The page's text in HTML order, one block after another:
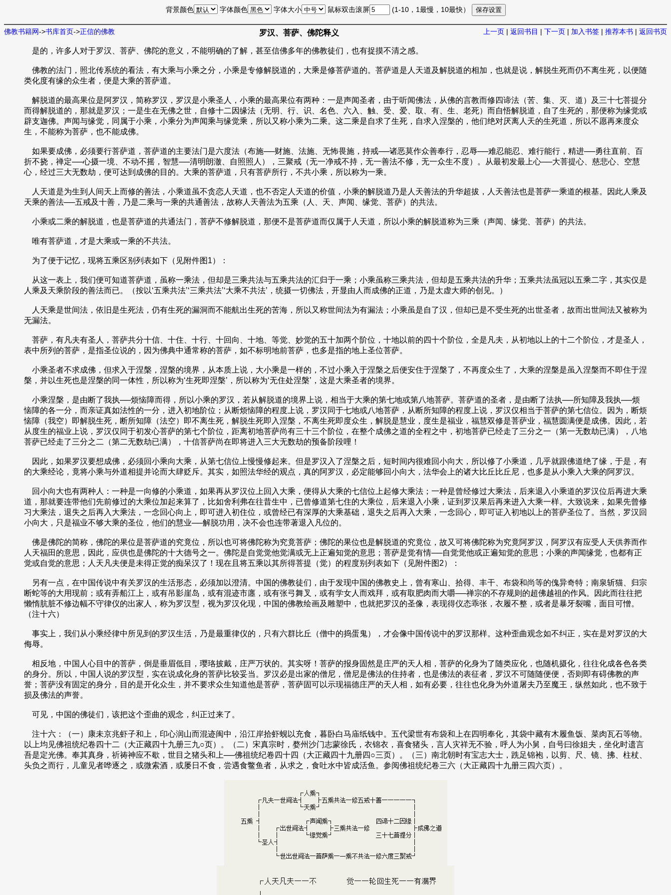
背景颜色 字体颜色 字体大小 鼠标双击滚屏 (1-10，1最慢，10最快）
佛教书籍网->书库首页->正信的佛教 上一页 | 返回书目 | 下一页 | 加入书签 | 推荐本书 | 返回书页
罗汉、菩萨、佛陀释义
是的，许多人对于罗汉、菩萨、佛陀的意义，不能明确的了解，甚至信佛多年的佛教徒们，也有捉摸不清之感。
佛教的法门，照北传系统的看法，有大乘与小乘之分，小乘是专修解脱道的，大乘是修菩萨道的。菩萨道是人天道及解脱道的相加，也就是说，解脱生死而仍不离生死，以便随
类化度有缘的众生者，便是大乘的菩萨道。
解脱道的最高果位是阿罗汉，简称罗汉，罗汉是小乘圣人，小乘的最高果位有两种：一是声闻圣者，由于听闻佛法，从佛的言教而修四谛法（苦、集、灭、道）及三十七菩提分
而得解脱道的，那就是罗汉；一是生在无佛之世，自修十二因缘法（无明、行、识、名色、六入、触、受、爱、取、有、生、老死）而自悟解脱道，自了生死的，那便称为缘觉或
辟支迦佛。声闻与缘觉，同属于小乘，小乘分为声闻乘与缘觉乘，所以又称小乘为二乘。这二乘是自求了生死，自求入涅槃的，他们绝对厌离人天的生死道，所以不愿再来度众
生，不能称为菩萨，也不能成佛。
如果要成佛，必须要行菩萨道，菩萨道的主要法门是六度法（布施──财施、法施、无怖畏施，持戒──诸恶莫作众善奉行，忍辱──难忍能忍、难行能行，精进──勇往直前、百
折不挠，禅定──心摄一境、不动不摇，智慧──清明朗澈、自照照人），三聚戒（无一净戒不持，无一善法不修，无一众生不度）。从最初发最上心──大菩提心、慈悲心、空慧
心，经过三大无数劫，便可达到成佛的目的。大乘的菩萨道，只有菩萨所行，不共小乘，所以称为一乘。
人天道是为生到人间天上而修的善法，小乘道虽不贪恋人天道，也不否定人天道的价值，小乘的解脱道乃是人天善法的升华超拔，人天善法也是菩萨一乘道的根基。因此人乘及
天乘的善法──五戒及十善，乃是二乘与一乘的共通善法，故称人天善法为五乘（人、天、声闻、缘觉、菩萨）的共法。
小乘或二乘的解脱道，也是菩萨道的共通法门，菩萨不修解脱道，那便不是菩萨道而仅属于人天道，所以小乘的解脱道称为三乘（声闻、缘觉、菩萨）的共法。
唯有菩萨道，才是大乘或一乘的不共法。
为了便于记忆，现将五乘区别列表如下（见附件图1）：
从这一表上，我们便可知道菩萨道，虽称一乘法，但却是三乘共法与五乘共法的汇归于一乘；小乘虽称三乘共法，但却是五乘共法的升华；五乘共法虽冠以五乘二字，其实仅是
人乘及天乘阶段的善法而已。（按以‘五乘共法’‘三乘共法’‘大乘不共法’，统摄一切佛法，开显由人而成佛的正道，乃是太虚大师的创见。）
人天乘是世间法，依旧是生死法，仍有生死的漏洞而不能航出生死的苦海，所以又称世间法为有漏法；小乘虽是自了汉，但却已是不受生死的出世圣者，故而出世间法又被称为
无漏法。
菩萨，有凡夫有圣人，菩萨共分十信、十住、十行、十回向、十地、等觉、妙觉的五十加两个阶位，十地以前的四十个阶位，全是凡夫，从初地以上的十二个阶位，才是圣人，
表中所列的菩萨，是指圣位说的，因为佛典中通常称的菩萨，如不标明地前菩萨，也多是指的地上圣位菩萨。
小乘圣者不求成佛，但求入于涅槃，涅槃的境界，从本质上说，大小乘是一样的，不过小乘入于涅槃之后便安住于涅槃了，不再度众生了，大乘的涅槃是虽入涅槃而不即住于涅
槃，并以生死也是涅槃的同一体性，所以称为‘生死即涅槃’，所以称为‘无住处涅槃’，这是大乘圣者的境界。
小乘涅槃，是由断了我执──烦恼障而得，所以小乘的罗汉，若从解脱道的境界上说，相当于大乘的第七地或第八地菩萨。菩萨道的圣者，是由断了法执──所知障及我执──烦
恼障的各一分，而亲证真如法性的一分，进入初地阶位；从断烦恼障的程度上说，罗汉同于七地或八地菩萨，从断所知障的程度上说，罗汉仅相当于菩萨的第七信位。因为，断烦
恼障（我空）即解脱生死，断所知障（法空）即不离生死，解脱生死即入涅槃，不离生死即度众生，解脱是慧业，度生是福业，福慧双修是菩萨业，福慧圆满便是成佛。因此，若
从度生的福业上说，罗汉仅同于初发心菩萨的第七个阶位，距离初地菩萨尚有三十三个阶位，在整个成佛之道的全程之中，初地菩萨已经走了三分之一（第一无数劫已满），八地
菩萨已经走了三分之二（第二无数劫已满），十信菩萨尚在即将进入三大无数劫的预备阶段哩！
因此，如果罗汉要想成佛，必须回小乘向大乘，从第七信位上慢慢修起来。但是罗汉入了涅槃之后，短时间内很难回小向大，所以修了小乘道，几乎就跟佛道绝了缘，于是，有
的大乘经论，竟将小乘与外道相提并论而大肆贬斥。其实，如照法华经的观点，真的阿罗汉，必定能够回小向大，法华会上的诸大比丘比丘尼，也多是从小乘入大乘的阿罗汉。
回小向大也有两种人：一种是一向修的小乘道，如果再从罗汉位上回入大乘，便得从大乘的七信位上起修大乘法；一种是曾经修过大乘法，后来退入小乘道的罗汉位后再进大乘
道，那就要连带他们先前修过的大乘位加起来算了，比如舍利弗在往昔生中，已曾修道第七住的大乘位，后来退入小乘，证到罗汉果后再来进入大乘一样。大致说来，如果先曾修
习大乘法，退失之后再入大乘法，一念回心向上，即可进入初住位，或曾经已有深厚的大乘基础，退失之后再入大乘，一念回心，即可证入初地以上的菩萨圣位了。当然，罗汉回
小向大，只是福业不够大乘的圣位，他们的慧业──解脱功用，决不会也连带著退入凡位的。
佛是佛陀的简称，佛陀的果位是菩萨道的究竟位，所以也可将佛陀称为究竟菩萨；佛陀的果位也是解脱道的究竟位，故又可将佛陀称为究竟阿罗汉，阿罗汉有应受人天供养而作
人天福田的意思，因此，应供也是佛陀的十大德号之一。佛陀是自觉觉他觉满或无上正遍知觉的意思；菩萨是觉有情──自觉觉他或正遍知觉的意思；小乘的声闻缘觉，也都有正
觉或自觉的意思；人天凡夫便是未得正觉的痴呆汉了！现在且将五乘以其所得菩提（觉）的程度别列表如下（见附件图2）：
另有一点，在中国传说中有关罗汉的生活形态，必须加以澄清。中国的佛教徒们，由于发现中国的佛教史上，曾有寒山、拾得、丰干、布袋和尚等的傀异奇特；南泉斩猫、归宗
断蛇等的大用现前；或有弄船江上，或有吊影崖岛，或有混迹市廛，或有张弓舞叉，或有学女人而戏拜，或有取肥肉而大嚼──禅宗的不存规则的超佛越祖的作风。因此而往往把
懒惰肮脏不修边幅不守律仪的出家人，称为罗汉型，视为罗汉化现，中国的佛教绘画及雕塑中，也就把罗汉的圣像，表现得仪态乖张，衣履不整，或者是暴牙裂嘴，面目可憎。
（注十六）
事实上，我们从小乘经律中所见到的罗汉生活，乃是最重律仪的，只有六群比丘（僧中的捣蛋鬼），才会像中国传说中的罗汉那样。这种歪曲观念如不纠正，实在是对罗汉的大
侮辱。
相反地，中国人心目中的菩萨，倒是垂眉低目，璎珞披戴，庄严万状的。其实呀！菩萨的报身固然是庄严的天人相，菩萨的化身为了随类应化，也随机摄化，往往化成各色各类
的身分。所以，中国人说的罗汉型，实在说成化身的菩萨比较妥当。罗汉必是出家的僧尼，僧尼是佛法的住持者，也是佛法的表征者，罗汉不可随随便便，否则即有碍佛教的声
誉；菩萨没有固定的身分，目的是开化众生，并不要求众生知道他是菩萨，菩萨固可以示现福德庄严的天人相，如有必要，往往也化身为外道屠夫乃至魔王，纵然如此，也不致于
损及佛法的声誉。
可见，中国的佛徒们，该把这个歪曲的观念，纠正过来了。
注十六：（一）康未京兆虾子和上，印心润山而混迹闽中，沿江岸拾虾蚬以充食，暮卧白马庙纸钱中。五代梁世有布袋和上在四明奉化，其袋中藏有木履鱼饭、菜肉瓦石等物。
以上均见佛祖统纪卷四十二（大正藏四十九册三九○页）。（二）宋真宗时，婺州沙门志蒙徐氏，衣锦衣，喜食猪头，言人灾祥无不验，呼人为小舅，自号曰徐姐夫，坐化时遗言
吾是定光佛。奉其真身，祈祷神应不歇，世目之猪头和上──佛祖统纪卷四十四（大正藏四十九册四○三页）。（三）南北朝时有宝志大士，跣足锦袍，以剪、尺、镜、拂、柱杖、
头负之而行，儿童见者哗逐之，或微索酒，或屡日不食，尝遇食鳖鱼者，从求之，食吐水中皆成活鱼。参阅佛祖统纪卷三六（大正藏四十九册三四六页）。